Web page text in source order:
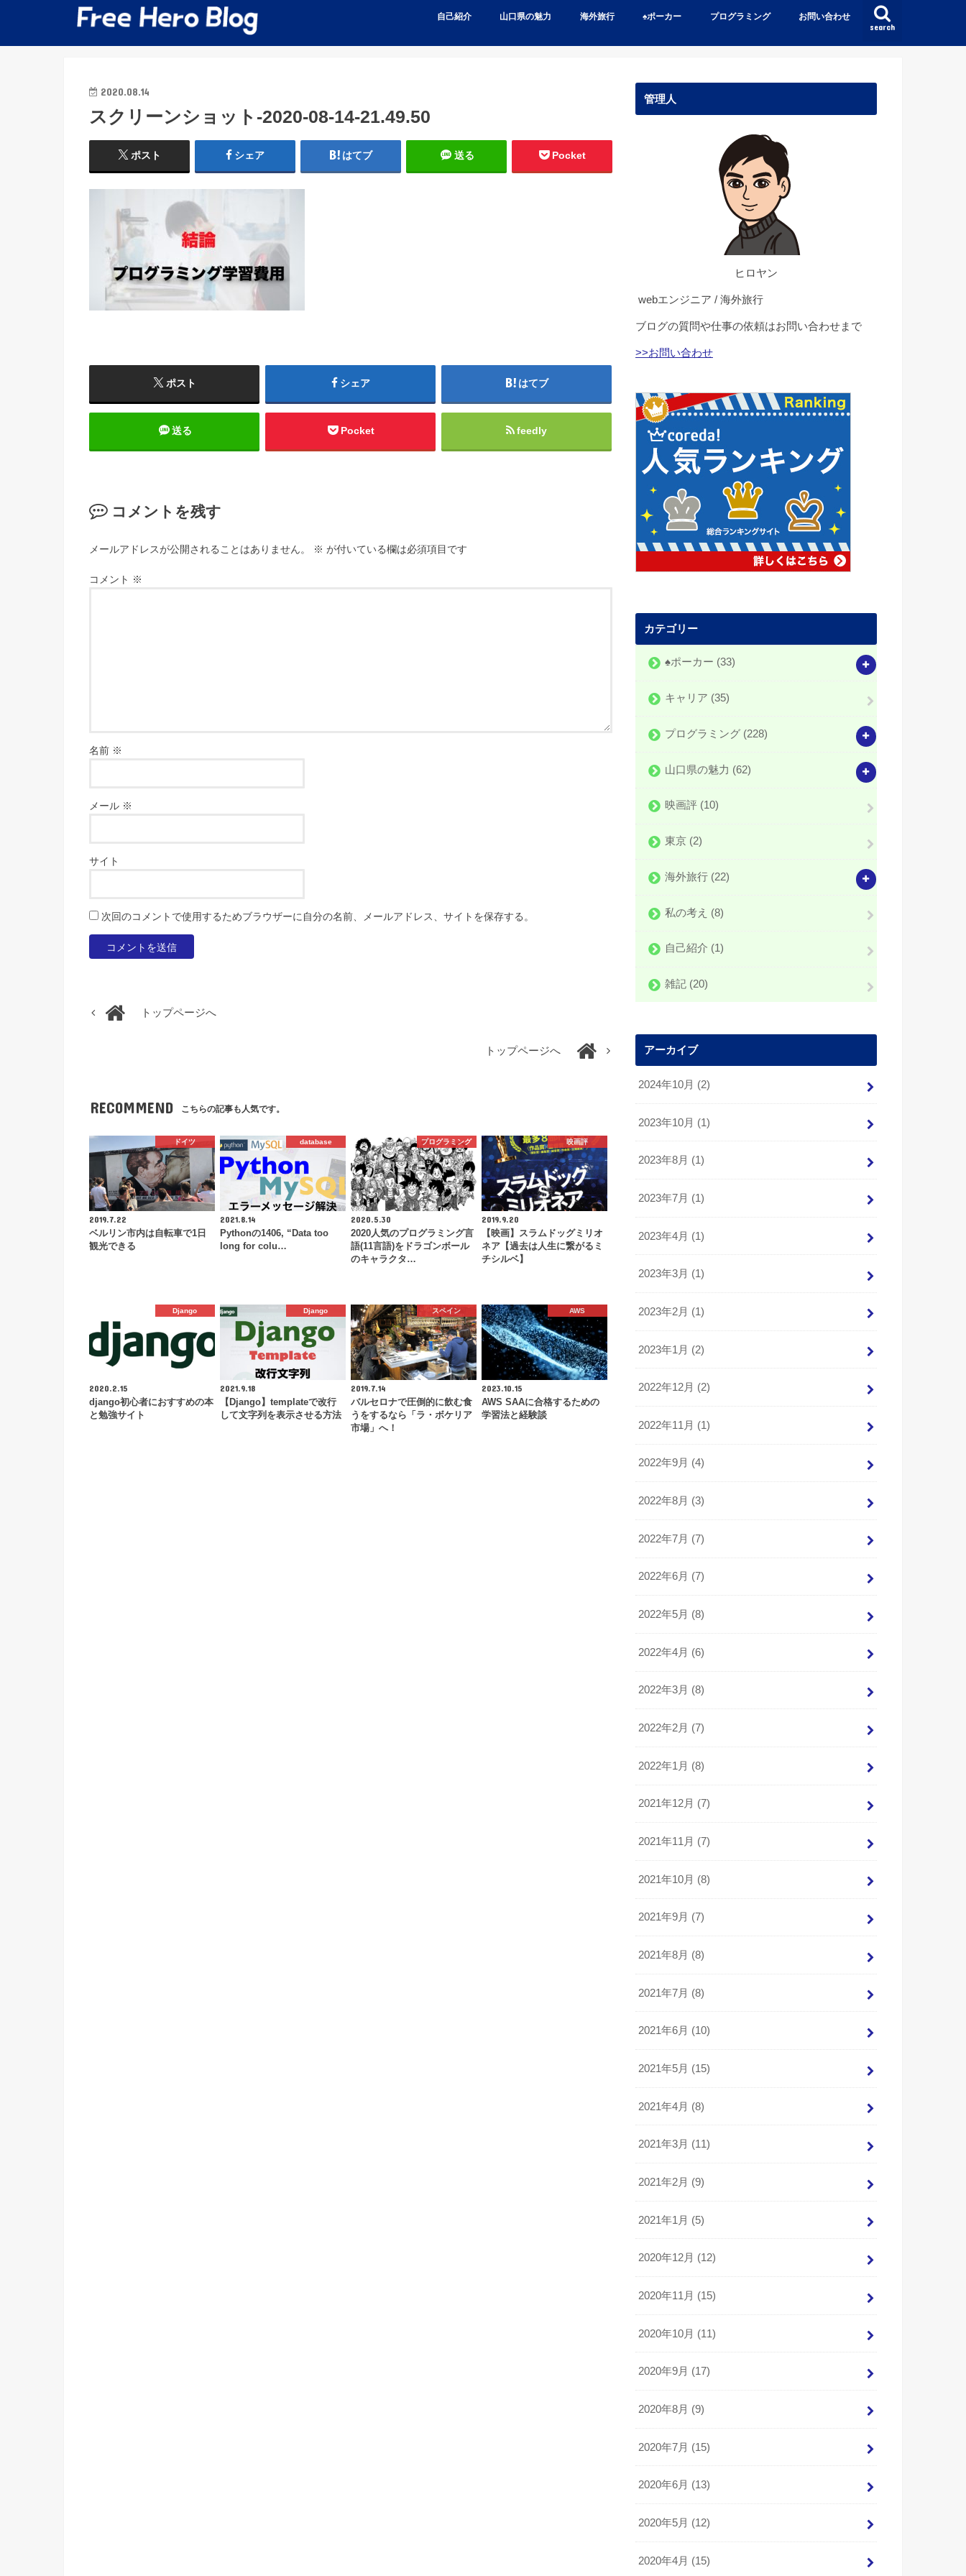
search
自己紹介 山口県の魅力 海外旅行 ♠️ポーカー プログラミング お問い合わせ
2020.08.14
スクリーンショット-2020-08-14-21.49.50
ポスト シェア はてブ 送る Pocket
ポスト シェア はてブ
送る Pocket feedly
コメントを残す
メールアドレスが公開されることはありません。 ※ が付いている欄は必須項目です
コメント ※
名前 ※
メール ※
サイト
次回のコメントで使用するためブラウザーに自分の名前、メールアドレス、サイトを保存する。
トップページへ
トップページへ
RECOMMEND こちらの記事も人気です。
ドイツ
2019.7.22
ベルリン市内は自転車で1日
観光できる
database
2021.8.14
Pythonの1406, “Data too
long for colu…
プログラミング
2020.5.30
2020人気のプログラミング言
語(11言語)をドラゴンボール
のキャラクタ…
映画評
2019.9.20
【映画】スラムドッグミリオ
ネア【過去は人生に繋がるミ
チシルベ】
Django
2020.2.15
django初心者におすすめの本
と勉強サイト
Django
2021.9.18
【Django】templateで改行
して文字列を表示させる方法
スペイン
2019.7.14
バルセロナで圧倒的に飲む食
うをするなら「ラ・ボケリア
市場」へ！
AWS
2023.10.15
AWS SAAに合格するための
学習法と経験談
管理人
ヒロヤン
webエンジニア / 海外旅行
ブログの質問や仕事の依頼はお問い合わせまで
>>お問い合わせ
カテゴリー
♠️ポーカー (33)
キャリア (35)
プログラミング (228)
山口県の魅力 (62)
映画評 (10)
東京 (2)
海外旅行 (22)
私の考え (8)
自己紹介 (1)
雑記 (20)
アーカイブ
2024年10月 (2)
2023年10月 (1)
2023年8月 (1)
2023年7月 (1)
2023年4月 (1)
2023年3月 (1)
2023年2月 (1)
2023年1月 (2)
2022年12月 (2)
2022年11月 (1)
2022年9月 (4)
2022年8月 (3)
2022年7月 (7)
2022年6月 (7)
2022年5月 (8)
2022年4月 (6)
2022年3月 (8)
2022年2月 (7)
2022年1月 (8)
2021年12月 (7)
2021年11月 (7)
2021年10月 (8)
2021年9月 (7)
2021年8月 (8)
2021年7月 (8)
2021年6月 (10)
2021年5月 (15)
2021年4月 (8)
2021年3月 (11)
2021年2月 (9)
2021年1月 (5)
2020年12月 (12)
2020年11月 (15)
2020年10月 (11)
2020年9月 (17)
2020年8月 (9)
2020年7月 (15)
2020年6月 (13)
2020年5月 (12)
2020年4月 (15)